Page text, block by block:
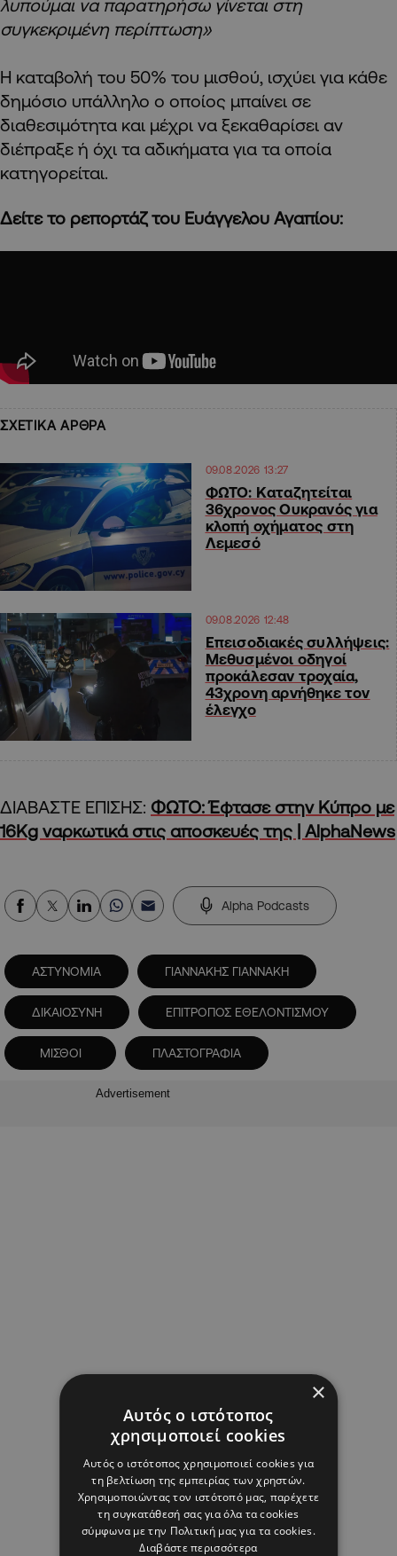
λυπούμαι να παρατηρήσω γίνεται στη
συγκεκριμένη περίπτωση»
Η καταβολή του 50% του μισθού, ισχύει για κάθε
δημόσιο υπάλληλο ο οποίος μπαίνει σε
διαθεσιμότητα και μέχρι να ξεκαθαρίσει αν
διέπραξε ή όχι τα αδικήματα για τα οποία
κατηγορείται.
Δείτε το ρεπορτάζ του Ευάγγελου Αγαπίου:
ΣΧΕΤΙΚΑ ΑΡΘΡΑ
09.08.2026 13:27
ΦΩΤΟ: Καταζητείται
36χρονος Ουκρανός για
κλοπή οχήματος στη
Λεμεσό
09.08.2026 12:48
Επεισοδιακές συλλήψεις:
Μεθυσμένοι οδηγοί
προκάλεσαν τροχαία,
43χρονη αρνήθηκε τον
έλεγχο
ΔΙΑΒΑΣΤΕ ΕΠΙΣΗΣ: ΦΩΤΟ: Έφτασε στην Κύπρο με
16Kg ναρκωτικά στις αποσκευές της | AlphaNews
Alpha Podcasts
ΑΣΤΥΝΟΜΙΑ ΓΙΑΝΝΑΚΗΣ ΓΙΑΝΝΑΚΗ
ΔΙΚΑΙΟΣΥΝΗ ΕΠΙΤΡΟΠΟΣ ΕΘΕΛΟΝΤΙΣΜΟΥ
ΜΙΣΘΟΙ ΠΛΑΣΤΟΓΡΑΦΙΑ
Advertisement
×
Αυτός ο ιστότοπος
χρησιμοποιεί cookies
Αυτός ο ιστότοπος χρησιμοποιεί cookies για
τη βελτίωση της εμπειρίας των χρηστών.
Χρησιμοποιώντας τον ιστότοπό μας, παρέχετε
τη συγκατάθεσή σας για όλα τα cookies
σύμφωνα με την Πολιτική μας για τα cookies.
Διαβάστε περισσότερα